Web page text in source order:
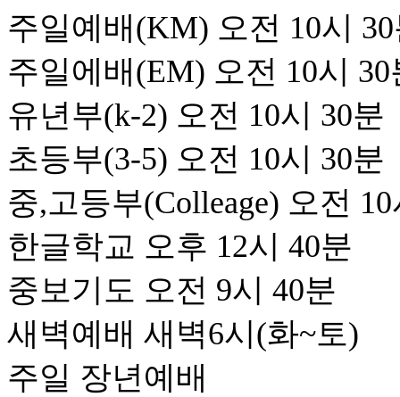
주일예배(KM) 오전 10시
주일에배(EM) 오전 10시 30
유년부(k-2) 오전 10시 30분
초등부(3-5) 오전 10시 30분
중,고등부(Colleage) 오전
한글학교 오후 12시 40분
중보기도 오전 9시 40분
새벽예배 새벽6시(화~토)
주일 장년예배